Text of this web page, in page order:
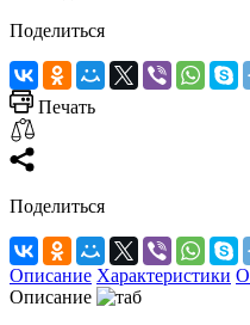
Поделиться
Печать
Поделиться
Описание Характеристики
Описание